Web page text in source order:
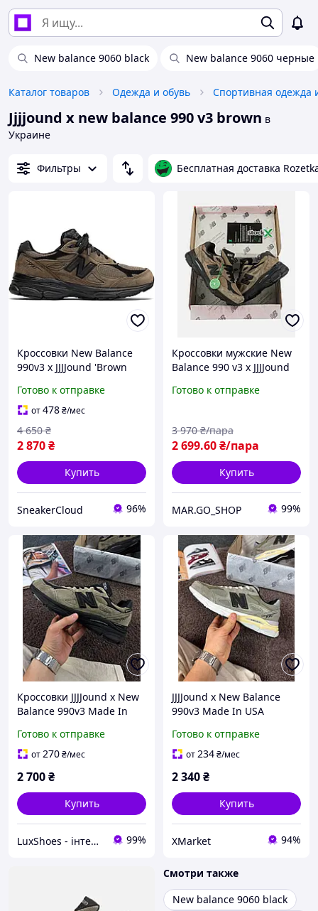
New balance 9060 black New balance 9060 черные
Каталог товаров Одежда и обувь Спортивная одежда
Jjjjound x new balance 990 v3 brown в
Украине
Фильтры Бесплатная доставка
Кроссовки New Balance
990v3 x JJJJound 'Brown
Готово к отправке
от478₴/мес
2 870₴
4 650 ₴
Купить
SneakerCloud 96%
Кроссовки мужские New
Balance 990 v3 x JJJJound
Готово к отправке
2 699.60₴/пара
3 970 ₴/пара
Купить
MAR.GO_SHOP 99%
Кроссовки JJJJound x New
Balance 990v3 Made In
Готово к отправке
от270₴/мес
2 700₴
Купить
LuxShoes - інтернет-магазин 99%
JJJJound x New Balance
990v3 Made In USA
Готово к отправке
от234₴/мес
2 340₴
Купить
XMarket 94%
Смотри также
New balance 9060 black